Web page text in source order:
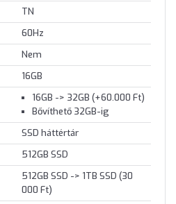
TN
60Hz
Nem
16GB
16GB -> 32GB (+60.000 Ft)
Bővíthető 32GB-ig
SSD háttértár
512GB SSD
512GB SSD -> 1TB SSD (30
000 Ft)